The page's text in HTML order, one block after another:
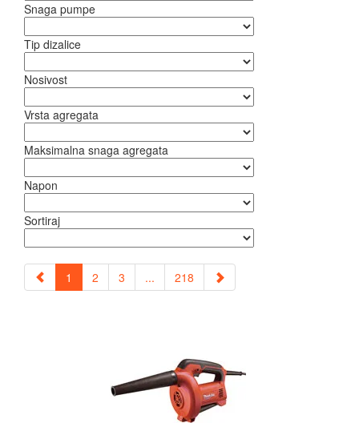
Snaga pumpe
Tip dizalice
Nosivost
Vrsta agregata
Maksimalna snaga agregata
Napon
Sortiraj
1 2 3 ... 218